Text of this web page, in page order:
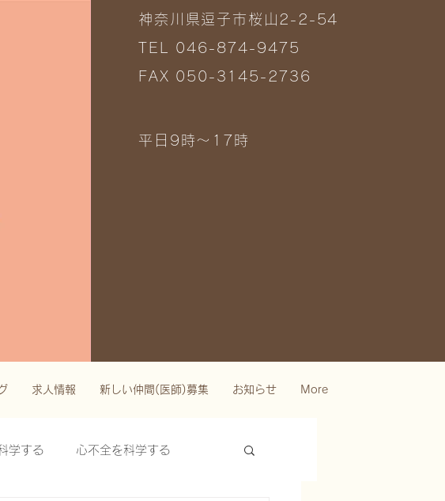
神奈川県逗子市桜山2-2-54
TEL 046-874-9475
FAX 050-3145-2736
平日9時～17時
求人情報 新しい仲間(医師)募集 お知らせ More
学する 心不全を科学する